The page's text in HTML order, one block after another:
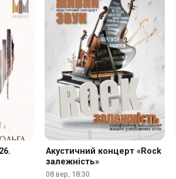
Акустичний концерт «Rock
залежність»
08 вер, 18:30